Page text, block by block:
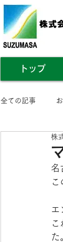
トップ
全ての記事
業務内容ま
株
名
エ
た